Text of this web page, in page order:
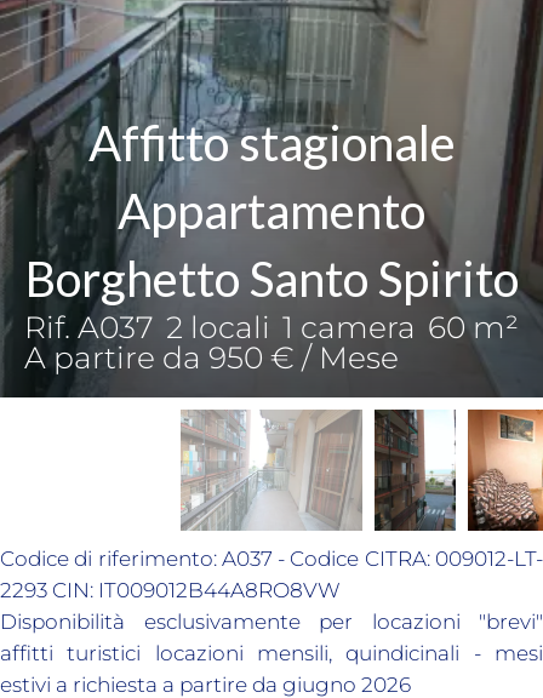
Affitto stagionale
Appartamento
Borghetto Santo Spirito
Rif. A037 2 locali 1 camera 60 m²
A partire da 950 € / Mese
Codice di riferimento: A037 - Codice CITRA: 009012-LT-
2293 CIN: IT009012B44A8RO8VW
Disponibilità esclusivamente per locazioni "brevi"
affitti turistici locazioni mensili, quindicinali - mesi
estivi a richiesta a partire da giugno 2026